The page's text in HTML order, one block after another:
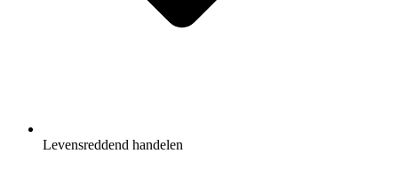
Levensreddend handelen